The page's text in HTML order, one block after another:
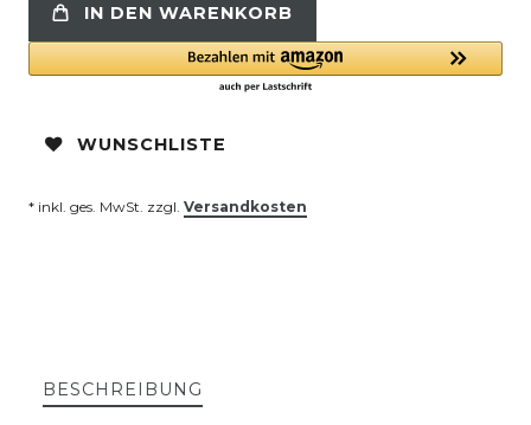
IN DEN WARENKORB
WUNSCHLISTE
* inkl. ges. MwSt. zzgl. Versandkosten
BESCHREIBUNG